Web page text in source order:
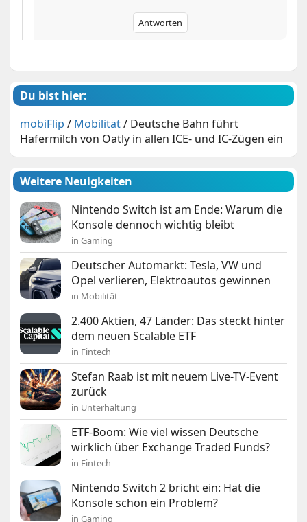
Antworten
Du bist hier:
mobiFlip / Mobilität/ Deutsche Bahn führt
Hafermilch von Oatly in allen ICE- und IC-Zügen ein
Weitere Neuigkeiten
Nintendo Switch ist am Ende: Warum die
Konsole dennoch wichtig bleibt
in Gaming
Deutscher Automarkt: Tesla, VW und
Opel verlieren, Elektroautos gewinnen
in Mobilität
2.400 Aktien, 47 Länder: Das steckt hinter
dem neuen Scalable ETF
in Fintech
Stefan Raab ist mit neuem Live-TV-Event
zurück
in Unterhaltung
ETF-Boom: Wie viel wissen Deutsche
wirklich über Exchange Traded Funds?
in Fintech
Nintendo Switch 2 bricht ein: Hat die
Konsole schon ein Problem?
in Gaming